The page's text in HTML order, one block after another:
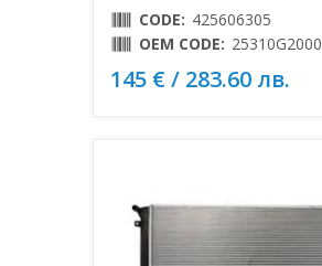
CODE: 425606305
OEM CODE: 25310G2000
145 € / 283.60 лв.